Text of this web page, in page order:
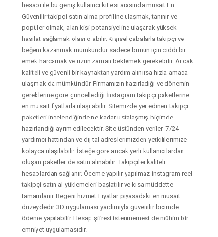
hesabı ile bu geniş kullanıcı kitlesi arasında müsait En
Güvenilir takipçi satın alma profiline ulaşmak, tanınır ve
popüler olmak, alan kişi potansiyeline ulaşarak yüksek
hasılat sağlamak olası olabilir. Kişisel çabalarla takipçi ve
beğeni kazanmak mümkündür sadece bunun için ciddi bir
emek harcamak ve uzun zaman beklemek gerekebilir. Ancak
kaliteli ve güvenli bir kaynaktan yardım alınırsa hızla amaca
ulaşmak da mümkündür. Firmamızın hazırladığı ve dönemin
gereklerine gore güncellediği İnstagram takipçi paketlerine
en müsait fiyatlarla ulaşılabilir. Sitemizde yer edinen takipçi
paketleri incelendiğinde ne kadar ustalaşmış biçimde
hazırlandığı ayrım edilecektir. Site üstünden verilen 7/24
yardımcı hattından ve dijital adreslerimizden yetkililerimize
kolayca ulaşılabilir. İsteğe gore ancak yerli kullanıcılardan
oluşan paketler de satın alınabilir. Takipçiler kaliteli
hesaplardan sağlanır. Ödeme yapılır yapılmaz instagram reel
takipçi satın al yüklemeleri başlatılır ve kısa müddette
tamamlanır. Begeni hizmet Fiyatlar piyasadaki en müsait
düzeydedir. 3D uygulaması yardımıyla güvenilir biçimde
ödeme yapılabilir. Hesap şifresi istenmemesi de mühim bir
emniyet uygulamasıdır.